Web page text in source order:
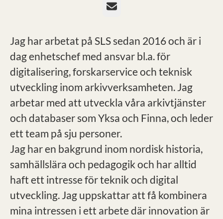
E-post
Jag har arbetat på SLS sedan 2016 och är i
dag enhetschef med ansvar bl.a. för
digitalisering, forskarservice och teknisk
utveckling inom arkivverksamheten. Jag
arbetar med att utveckla våra arkivtjänster
och databaser som Yksa och Finna, och leder
ett team på sju personer.
Jag har en bakgrund inom nordisk historia,
samhällslära och pedagogik och har alltid
haft ett intresse för teknik och digital
utveckling. Jag uppskattar att få kombinera
mina intressen i ett arbete där innovation är